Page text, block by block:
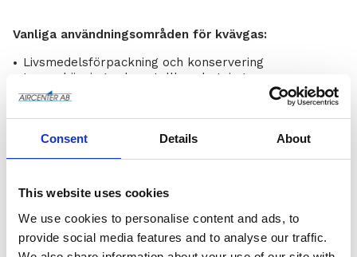
Consent Details About
This website uses cookies
We use cookies to personalise content and ads, to
provide social media features and to analyse our traffic.
Vanliga användningsområden för kvävgas:
Livsmedelsförpackning och konservering
Laserskärning och metallbearbetning
Bryggerier, vinproduktion och kaffe
Sprutlackering, laboratorier och däckpåfyllning
Syrgasgeneratorer (Oxygen Generators)
ren syreförsörjning direkt på plats – idealiskt när du vill
Fördelar: